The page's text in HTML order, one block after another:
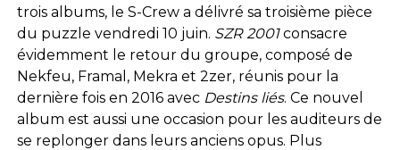
trois albums, le S-Crew a délivré sa troisième pièce
du puzzle vendredi 10 juin. SZR 2001consacre
évidemment le retour du groupe, composé de
Nekfeu, Framal, Mekra et 2zer, réunis pour la
dernière fois en 2016 avec Destins liés. Ce nouvel
album est aussi une occasion pour les auditeurs de
se replonger dans leurs anciens opus. Plus